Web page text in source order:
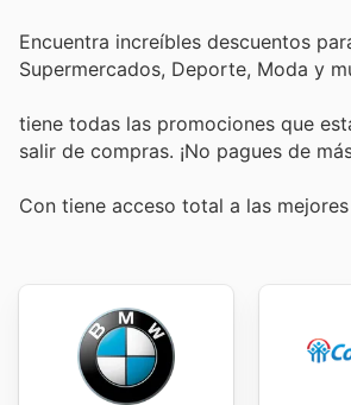
Encuentra increíbles descuentos
Supermercados, Deporte, Moda y
tiene todas las promociones que
salir de compras. ¡No pagues de
Con tiene acceso total a las